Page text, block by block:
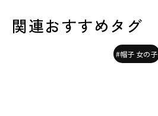
関連おすすめタグ
#帽子 女の子